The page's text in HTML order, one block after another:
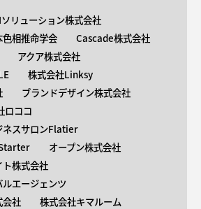
リューション株式会社
相推命学会
Cascade株式会社
アクア株式会社
株式会社Linksy
ブランドデザイン株式会社
ロココ
ネスサロンFlatier
オープン株式会社
ト株式会社
エージェンツ
会社
株式会社キマルーム